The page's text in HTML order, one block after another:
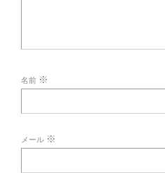
名前 ※
メール ※